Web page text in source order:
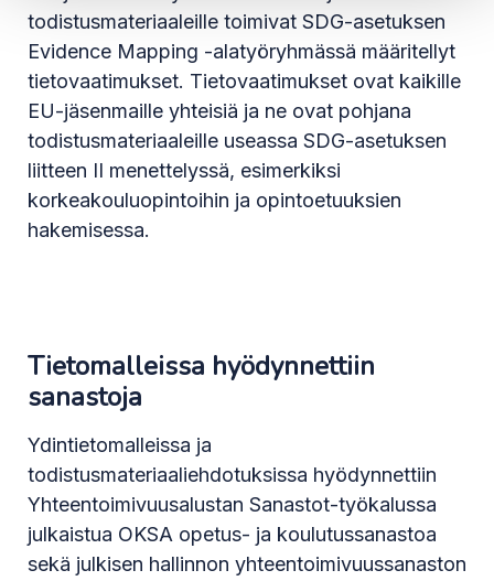
todistusmateriaaleille toimivat SDG-asetuksen
Evidence Mapping -alatyöryhmässä määritellyt
tietovaatimukset. Tietovaatimukset ovat kaikille
EU-jäsenmaille yhteisiä ja ne ovat pohjana
todistusmateriaaleille useassa SDG-asetuksen
liitteen II menettelyssä, esimerkiksi
korkeakouluopintoihin ja opintoetuuksien
hakemisessa.
Tietomalleissa hyödynnettiin
sanastoja
Ydintietomalleissa ja
todistusmateriaaliehdotuksissa hyödynnettiin
Yhteentoimivuusalustan Sanastot-työkalussa
julkaistua OKSA opetus- ja koulutussanastoa
sekä julkisen hallinnon yhteentoimivuussanaston